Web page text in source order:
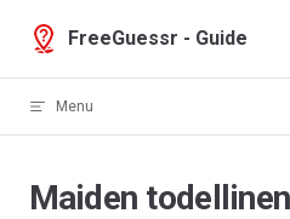
Skip to content
FreeGuessr - Guide
Menu
Maiden